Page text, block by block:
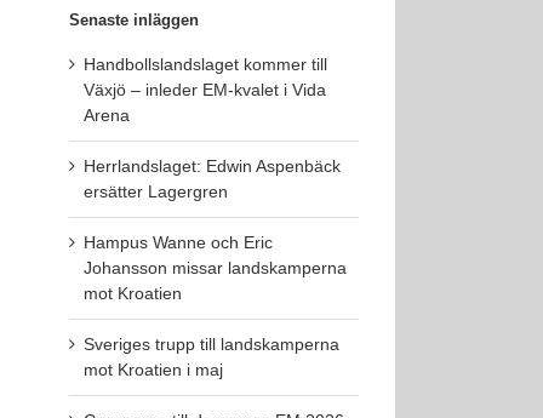
Senaste inläggen
Handbollslandslaget kommer till
Växjö – inleder EM-kvalet i Vida
Arena
Herrlandslaget: Edwin Aspenbäck
ersätter Lagergren
Hampus Wanne och Eric
Johansson missar landskamperna
mot Kroatien
Sveriges trupp till landskamperna
mot Kroatien i maj